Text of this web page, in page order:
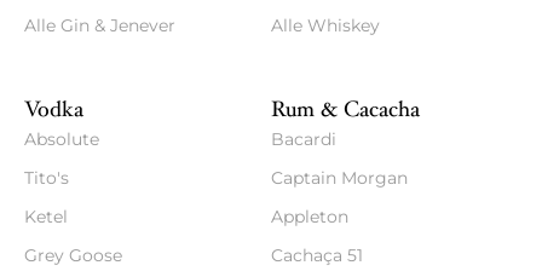
Alle Gin & Jenever
Alle Whiskey
Vodka
Absolute
Tito's
Ketel
Grey Goose
Rum & Cacacha
Bacardi
Captain Morgan
Appleton
Cachaça 51